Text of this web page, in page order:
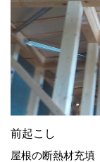
前起こし
屋根の断熱材充填